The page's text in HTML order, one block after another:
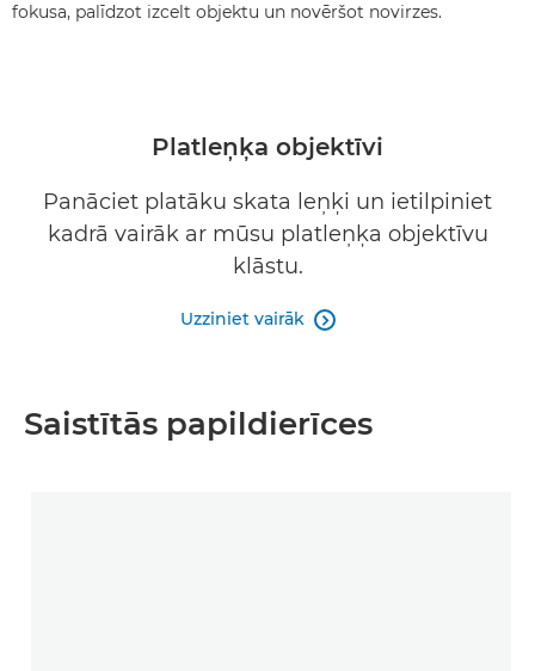
fokusa, palīdzot izcelt objektu un novēršot novirzes.
Platleņķa objektīvi
Panāciet platāku skata leņķi un ietilpiniet
kadrā vairāk ar mūsu platleņķa objektīvu
klāstu.
Uzziniet vairāk 
Saistītās papildierīces